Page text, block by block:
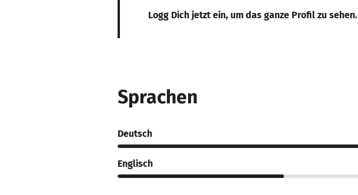
Logg Dich jetzt ein, um das ganze Profil zu sehen.
Sprachen
Deutsch
Englisch